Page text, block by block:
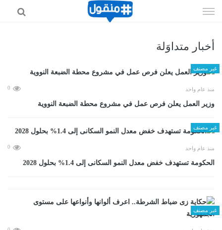
الى
أخبار متداوَلة
غير مصنف
منذ عام واحد 0
وزير العمل يعلن فرص عمل في مشروع محطة الضبعة النووية
غير مصنف
منذ عام واحد 0
الحكومة تستهدف خفض معدل النمو السكانى إلى 1.4% بحلول 2028
غير مصنف